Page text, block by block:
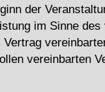
der
im Sinne des
vereinbarten